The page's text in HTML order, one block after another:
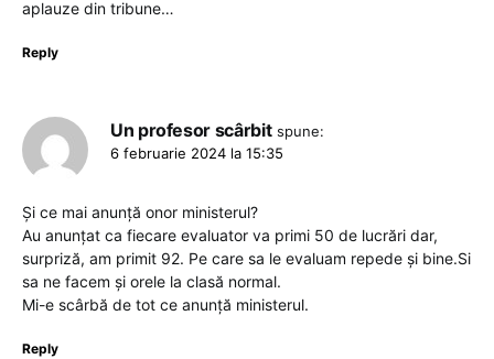
aplauze din tribune…
Reply
Un profesor scârbit spune:
6 februarie 2024 la 15:35
Și ce mai anunță onor ministerul?
Au anunțat ca fiecare evaluator va primi 50 de lucrări dar,
surpriză, am primit 92. Pe care sa le evaluam repede și bine.Si
sa ne facem și orele la clasă normal.
Mi-e scârbă de tot ce anunță ministerul.
Reply